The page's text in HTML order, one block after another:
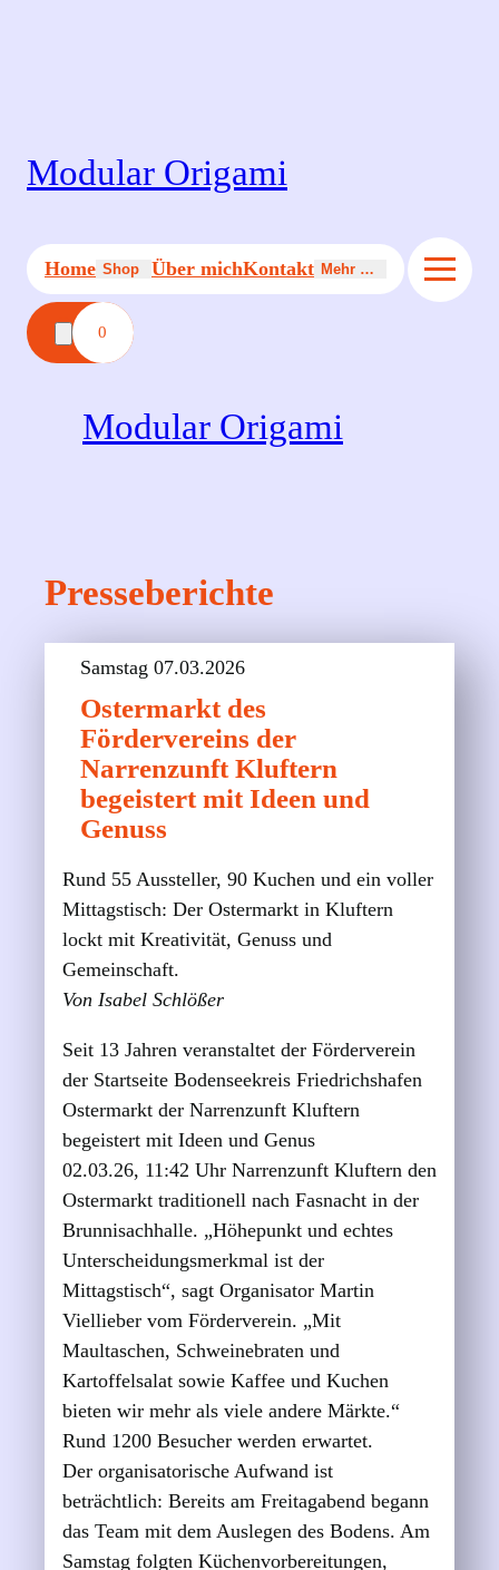
Modular Origami
Home Shop Über michKontakt Mehr …
0
Modular Origami
Presseberichte
Samstag 07.03.2026
Ostermarkt des
Fördervereins der
Narrenzunft Kluftern
begeistert mit Ideen und
Genuss
Rund 55 Aussteller, 90 Kuchen und ein voller
Mittagstisch: Der Ostermarkt in Kluftern
lockt mit Kreativität, Genuss und
Gemeinschaft.
Von Isabel Schlößer
Seit 13 Jahren veranstaltet der Förderverein
der Startseite Bodenseekreis Friedrichshafen
Ostermarkt der Narrenzunft Kluftern
begeistert mit Ideen und Genus
02.03.26, 11:42 Uhr Narrenzunft Kluftern den
Ostermarkt traditionell nach Fasnacht in der
Brunnisachhalle. „Höhepunkt und echtes
Unterscheidungsmerkmal ist der
Mittagstisch“, sagt Organisator Martin
Viellieber vom Förderverein. „Mit
Maultaschen, Schweinebraten und
Kartoffelsalat sowie Kaffee und Kuchen
bieten wir mehr als viele andere Märkte.“
Rund 1200 Besucher werden erwartet.
Der organisatorische Aufwand ist
beträchtlich: Bereits am Freitagabend begann
das Team mit dem Auslegen des Bodens. Am
Samstag folgten Küchenvorbereitungen,